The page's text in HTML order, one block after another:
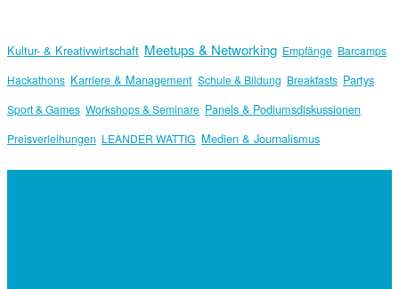
Kultur- & Kreativwirtschaft Meetups & Networking Empfänge Barcamps
Hackathons Karriere & Management Schule & Bildung Breakfasts Partys
Sport & Games Workshops & Seminare Panels & Podiumsdiskussionen
Preisverleihungen LEANDER WATTIG Medien & Journalismus